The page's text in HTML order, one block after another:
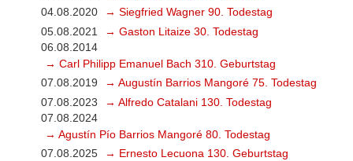
04.08.2020
→ Siegfried Wagner 90. Todestag
05.08.2021
→ Gaston Litaize 30. Todestag
06.08.2014
→ Carl Philipp Emanuel Bach 310. Geburtstag
07.08.2019
→ Augustín Barrios Mangoré 75. Todestag
07.08.2023
→ Alfredo Catalani 130. Todestag
07.08.2024
→ Agustín Pío Barrios Mangoré 80. Todestag
07.08.2025
→ Ernesto Lecuona 130. Geburtstag